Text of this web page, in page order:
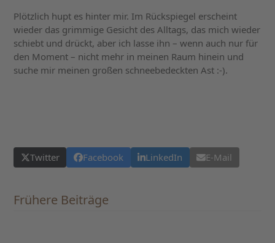
Plötzlich hupt es hinter mir. Im Rückspiegel erscheint
wieder das grimmige Gesicht des Alltags, das mich wieder
schiebt und drückt, aber ich lasse ihn – wenn auch nur für
den Moment – nicht mehr in meinen Raum hinein und
suche mir meinen großen schneebedeckten Ast :-).
Twitter Facebook LinkedIn E-Mail
Frühere Beiträge